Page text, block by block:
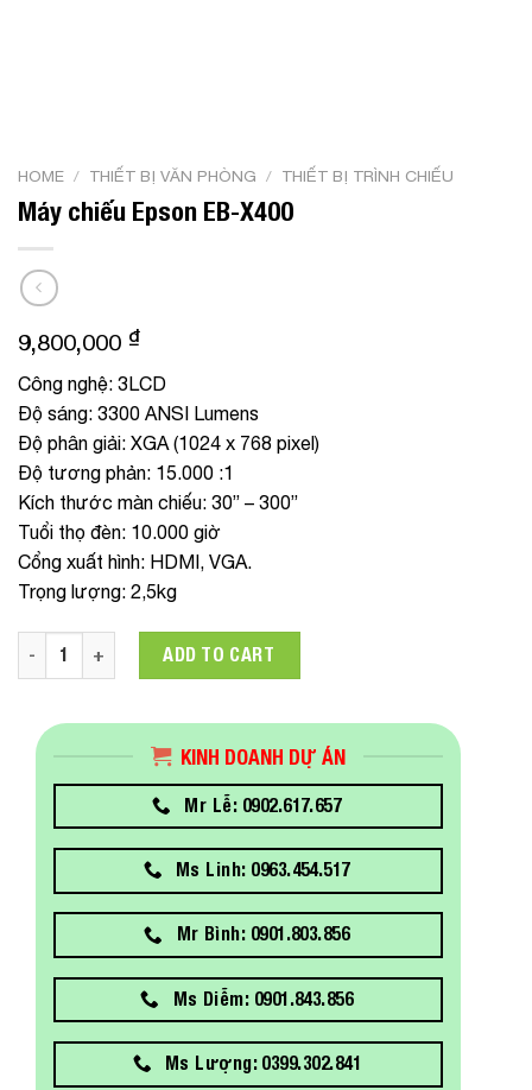
HOME / THIẾT BỊ VĂN PHÒNG / THIẾT BỊ TRÌNH CHIẾU
Máy chiếu Epson EB-X400
9,800,000 ₫
Công nghệ: 3LCD
Độ sáng: 3300 ANSI Lumens
Độ phân giải: XGA (1024 x 768 pixel)
Độ tương phản: 15.000 :1
Kích thước màn chiếu: 30” – 300”
Tuổi thọ đèn: 10.000 giờ
Cổng xuất hình: HDMI, VGA.
Trọng lượng: 2,5kg
Máy chiếu Epson EB-X400 quantity
ADD TO CART
KINH DOANH DỰ ÁN
Mr Lễ: 0902.617.657
Ms Linh: 0963.454.517
Mr Bình: 0901.803.856
Ms Diễm: 0901.843.856
Ms Lượng: 0399.302.841